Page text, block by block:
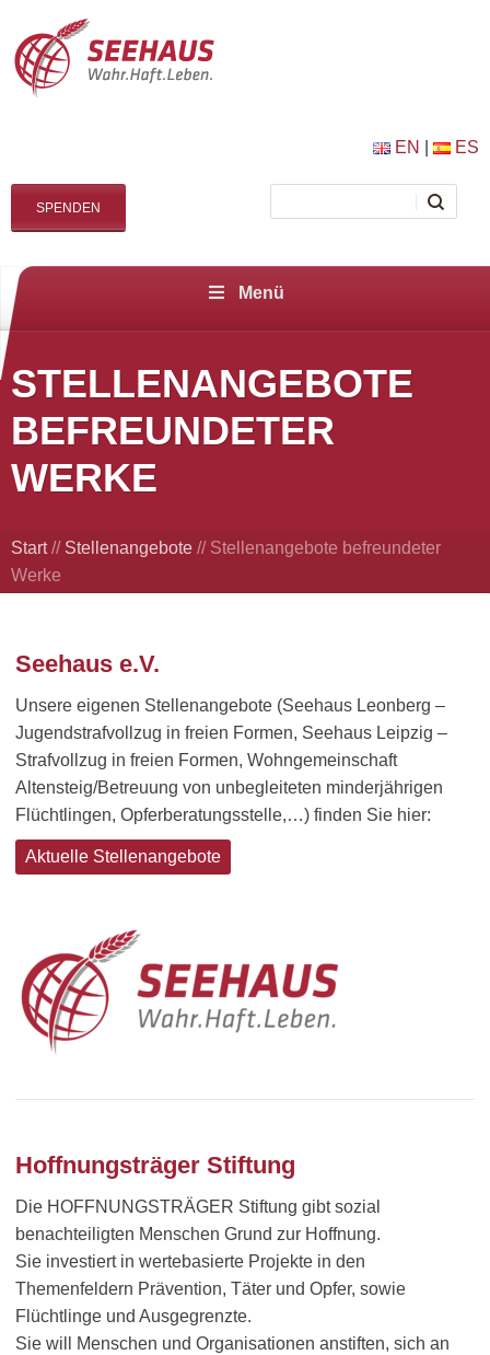
EN ES
SPENDEN
Menü
STELLENANGEBOTE
BEFREUNDETER
WERKE
Start// Stellenangebote // Stellenangebote befreundeter
Werke
Seehaus e.V.
Unsere eigenen Stellenangebote (Seehaus Leonberg –
Jugendstrafvollzug in freien Formen, Seehaus Leipzig –
Strafvollzug in freien Formen, Wohngemeinschaft
Altensteig/Betreuung von unbegleiteten minderjährigen
Flüchtlingen, Opferberatungsstelle,…) finden Sie hier:
Aktuelle Stellenangebote
Hoffnungsträger Stiftung
Die HOFFNUNGSTRÄGER Stiftung gibt sozial
benachteiligten Menschen Grund zur Hoffnung.
Sie investiert in wertebasierte Projekte in den
Themenfeldern Prävention, Täter und Opfer, sowie
Flüchtlinge und Ausgegrenzte.
Sie will Menschen und Organisationen anstiften, sich an